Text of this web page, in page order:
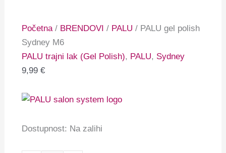
Početna / BRENDOVI / PALU / PALU gel polish
Sydney M6
PALU trajni lak (Gel Polish), PALU, Sydney
9,99€
Dostupnost: Na zalihi